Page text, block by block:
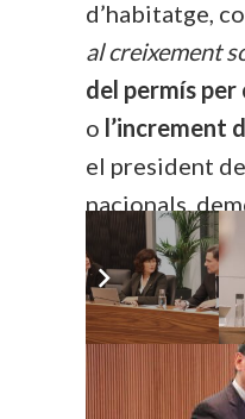
d’habitatge,
al creixement
del permís
o l’increment
el president
nacionals,
a la Llei